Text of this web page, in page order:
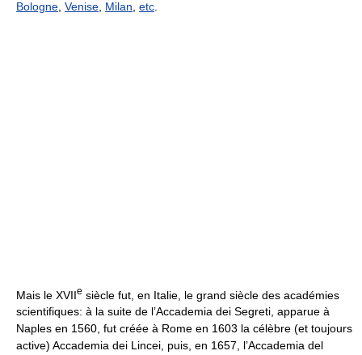
Bologne Venise Milan etc
Mais le XVIIe siècle fut, en Italie, le grand siècle des académies
scientifiques: à la suite de l’Accademia dei Segreti, apparue à
Naples en 1560, fut créée à Rome en 1603 la célèbre (et toujours
active) Accademia dei Lincei, puis, en 1657, l’Accademia del